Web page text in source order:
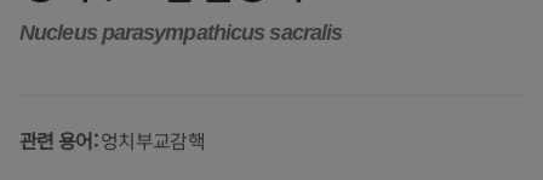
Nucleus parasympathicus sacralis
관련 용어:엉치부교감핵